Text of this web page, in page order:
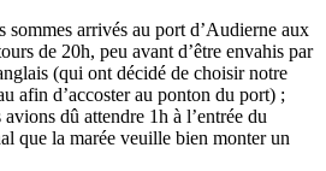
sommes arrivés au port d’Audierne aux
de 20h, peu avant d’être envahis par
(qui ont décidé de choisir notre
afin d’accoster au ponton du port) ;
avions dû attendre 1h à l’entrée du
que la marée veuille bien monter un